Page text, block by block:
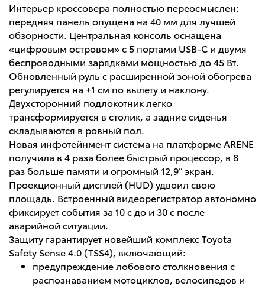
Интерьер кроссовера полностью переосмыслен:
передняя панель опущена на 40 мм для лучшей
обзорности. Центральная консоль оснащена
«цифровым островом» с 5 портами USB-C и двумя
беспроводными зарядками мощностью до 45 Вт.
Обновленный руль с расширенной зоной обогрева
регулируется на +1 см по вылету и наклону.
Двухсторонний подлокотник легко
трансформируется в столик, а задние сиденья
складываются в ровный пол.
Новая инфотейнмент система на платформе ARENE
получила в 4 раза более быстрый процессор, в 8
раз больше памяти и огромный 12,9” экран.
Проекционный дисплей (HUD) удвоил свою
площадь. Встроенный видеорегистратор автономно
фиксирует события за 10 с до и 30 с после
аварийной ситуации.
Защиту гарантирует новейший комплекс Toyota
Safety Sense 4.0 (TSS4), включающий:
предупреждение лобового столкновения с
распознаванием мотоциклов, велосипедов и